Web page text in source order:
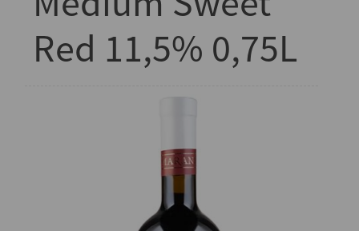
Red 11,5% 0,75L